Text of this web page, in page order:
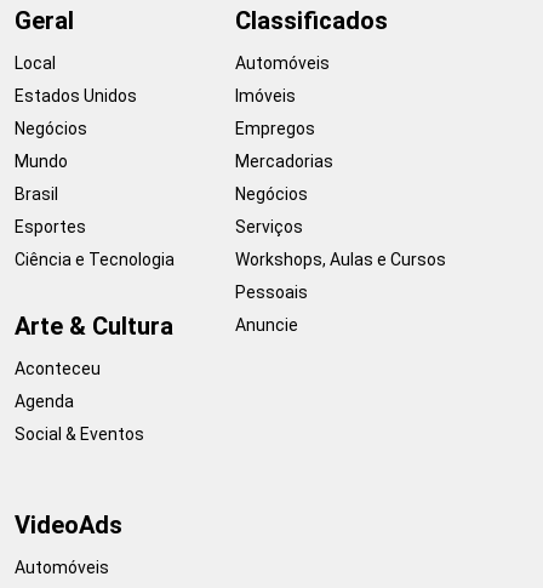
Geral
Local
Estados Unidos
Negócios
Mundo
Brasil
Esportes
Ciência e Tecnologia
Arte & Cultura
Aconteceu
Agenda
Social & Eventos
Classificados
Automóveis
Imóveis
Empregos
Mercadorias
Negócios
Serviços
Workshops, Aulas e Cursos
Pessoais
Anuncie
VideoAds
Automóveis